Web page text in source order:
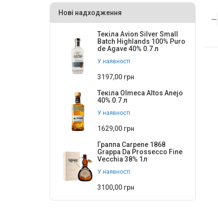
Нові надходження
Текіла Avion Silver Small
Batch Highlands 100% Puro
de Agave 40% 0.7 л
У наявності
3197,00 грн
Текіла Olmeca Altos Anejo
40% 0.7 л
У наявності
1629,00 грн
Граппа Carpene 1868
Grappa Da Prossecco Fine
Vecchia 38% 1л
У наявності
3100,00 грн